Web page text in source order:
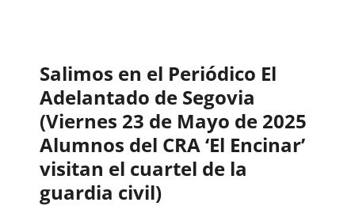
Salimos en el Periódico El
Adelantado de Segovia
(Viernes 23 de Mayo de 2025
Alumnos del CRA ‘El Encinar’
visitan el cuartel de la
guardia civil)